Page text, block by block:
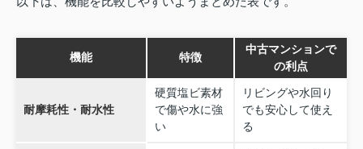
機能 特徴
中古マンションで
の利点
耐摩耗性・耐水性
硬質塩ビ素材
で傷や水に強
い
リビングや水回り
でも安心して使え
る